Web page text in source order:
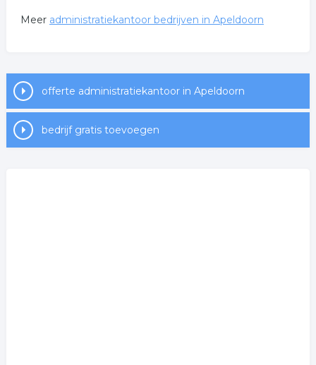
Meer administratiekantoor bedrijven in Apeldoorn
offerte administratiekantoor in Apeldoorn
bedrijf gratis toevoegen